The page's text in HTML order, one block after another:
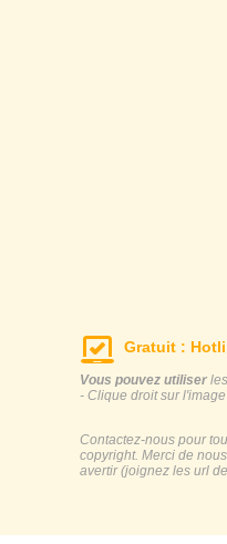
Gratuit :
Vous pouvez utiliser les
- Clique droit sur
Contactez-nous pour
copyright. Merci de
avertir (joignez les url